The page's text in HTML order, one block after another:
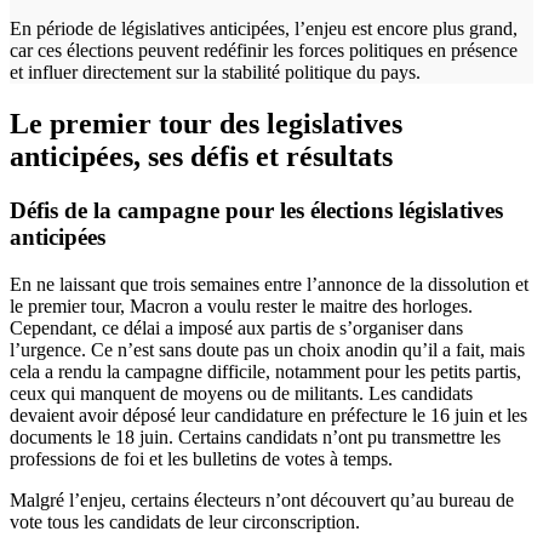
En période de législatives anticipées, l’enjeu est encore plus grand,
car ces élections peuvent redéfinir les forces politiques en présence
et influer directement sur la stabilité politique du pays.
Le premier tour des legislatives
anticipées, ses défis et résultats
Défis de la campagne pour les élections législatives
anticipées
En ne laissant que trois semaines entre l’annonce de la dissolution et
le premier tour, Macron a voulu rester le maitre des horloges.
Cependant, ce délai a imposé aux partis de s’organiser dans
l’urgence. Ce n’est sans doute pas un choix anodin qu’il a fait, mais
cela a rendu la campagne difficile, notamment pour les petits partis,
ceux qui manquent de moyens ou de militants. Les candidats
devaient avoir déposé leur candidature en préfecture le 16 juin et les
documents le 18 juin. Certains candidats n’ont pu transmettre les
professions de foi et les bulletins de votes à temps.
Malgré l’enjeu, certains électeurs n’ont découvert qu’au bureau de
vote tous les candidats de leur circonscription.